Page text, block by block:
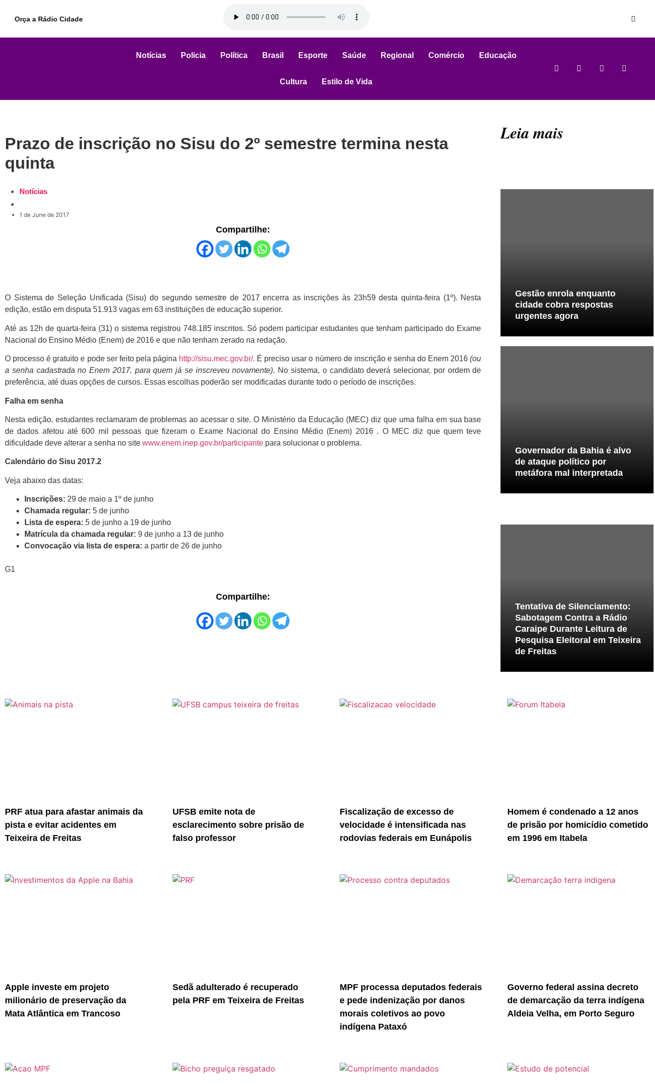
Orça a Rádio Cidade
Notícias Policia Política Brasil Esporte Saúde Regional Comércio Educação
Cultura Estilo de Vida
Prazo de inscrição no Sisu do 2º semestre termina nesta
quinta
Notícias
1 de June de 2017
Compartilhe:
O Sistema de Seleção Unificada (Sisu) do segundo semestre de 2017 encerra as inscrições às 23h59 desta quinta-feira (1º). Nesta
edição, estão em disputa 51.913 vagas em 63 instituições de educação superior.
Até as 12h de quarta-feira (31) o sistema registrou 748.185 inscritos. Só podem participar estudantes que tenham participado do Exame
Nacional do Ensino Médio (Enem) de 2016 e que não tenham zerado na redação.
O processo é gratuito e pode ser feito pela página http://sisu.mec.gov.br/. É preciso usar o número de inscrição e senha do Enem 2016(ou
a senha cadastrada no Enem 2017, para quem já se inscreveu novamente). No sistema, o candidato deverá selecionar, por ordem de
preferência, até duas opções de cursos. Essas escolhas poderão ser modificadas durante todo o período de inscrições.
Falha em senha
Nesta edição, estudantes reclamaram de problemas ao acessar o site. O Ministério da Educação (MEC) diz que uma falha em sua base
de dados afetou até 600 mil pessoas que fizeram o Exame Nacional do Ensino Médio (Enem) 2016 . O MEC diz que quem teve
dificuldade deve alterar a senha no site www.enem.inep.gov.br/participante para solucionar o problema.
Calendário do Sisu 2017.2
Veja abaixo das datas:
Inscrições: 29 de maio a 1º de junho
Chamada regular: 5 de junho
Lista de espera: 5 de junho a 19 de junho
Matrícula da chamada regular: 9 de junho a 13 de junho
Convocação via lista de espera: a partir de 26 de junho
G1
Compartilhe:
Leia mais
Gestão enrola enquanto
cidade cobra respostas
urgentes agora
Governador da Bahia é alvo
de ataque político por
metáfora mal interpretada
Tentativa de Silenciamento:
Sabotagem Contra a Rádio
Caraipe Durante Leitura de
Pesquisa Eleitoral em Teixeira
de Freitas
PRF atua para afastar animais da
pista e evitar acidentes em
Teixeira de Freitas
UFSB emite nota de
esclarecimento sobre prisão de
falso professor
Fiscalização de excesso de
velocidade é intensificada nas
rodovias federais em Eunápolis
Homem é condenado a 12 anos
de prisão por homicídio cometido
em 1996 em Itabela
Apple investe em projeto
milionário de preservação da
Mata Atlântica em Trancoso
Sedã adulterado é recuperado
pela PRF em Teixeira de Freitas
MPF processa deputados federais
e pede indenização por danos
morais coletivos ao povo
indígena Pataxó
Governo federal assina decreto
de demarcação da terra indígena
Aldeia Velha, em Porto Seguro